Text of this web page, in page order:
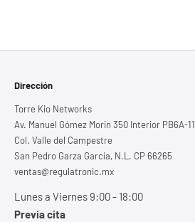
Dirección
Torre Kio Networks
Av. Manuel Gómez Morin 350 Interior PB6A-11
Col. Valle del Campestre
San Pedro Garza García, N.L. CP 66265
ventas@regulatronic.mx
Lunes a Viernes 9:00 - 18:00
Previa cita